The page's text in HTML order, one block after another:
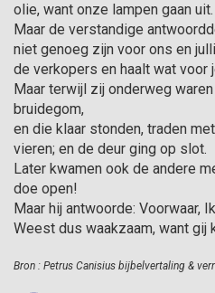
olie, want onze lampen gaan uit.
Maar de verstandige
niet genoeg zijn voor ons en
de verkopers en haalt wat voor
Maar terwijl zij onderweg
bruidegom,
en die klaar stonden, traden
vieren; en de deur ging op slot.
Later kwamen ook de andere
doe open!
Maar hij antwoorde: Voorwaar,
Weest dus waakzaam, want gij
Bron : Petrus Canisius bijbelvertaling &